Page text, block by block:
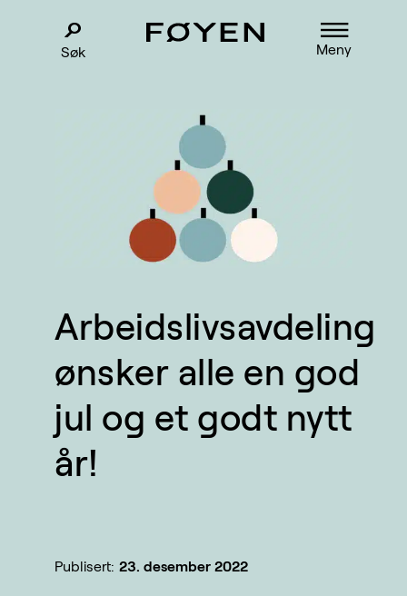
Søk Meny
Arbeidslivsavdeling
ønsker alle en god
jul og et godt nytt
år!
Publisert: 23. desember 2022